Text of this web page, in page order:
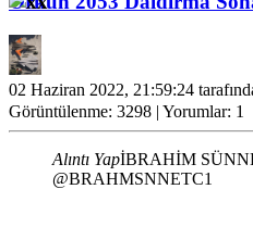
02 Haziran 2022, 21:59:24
Görüntülenme: 3298 | Yorumlar: 1
Alıntı YapİBRAHİM
@BRAHMSNNETC1